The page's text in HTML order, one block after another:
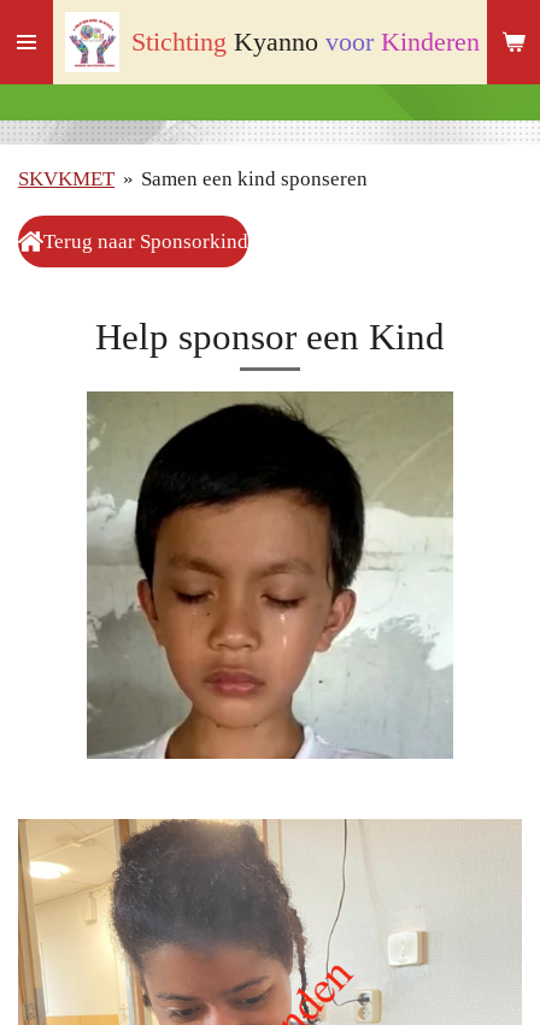
naar
de
Stichting Kyanno voor Kinderenmet
SKVKMET » Samen een kind sponseren
Terug naar Sponsorkind
Help sponsor een Kind